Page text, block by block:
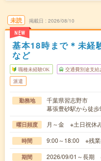
未読
NEW
掲載日 2026/08/10
基本18時まで＊未経
など
職種未経験OK 交通費別途支給
派遣
勤務地
千葉県習志野市
幕張豊砂駅から徒
曜日頻度 月～金 ※土日祝休
時間 9:00～18:00 ※残業
期間 2026/09/01～長期